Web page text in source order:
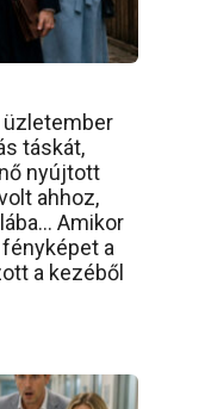
táskát,
nyújtott
ahhoz,
Amikor
a
a kezéből